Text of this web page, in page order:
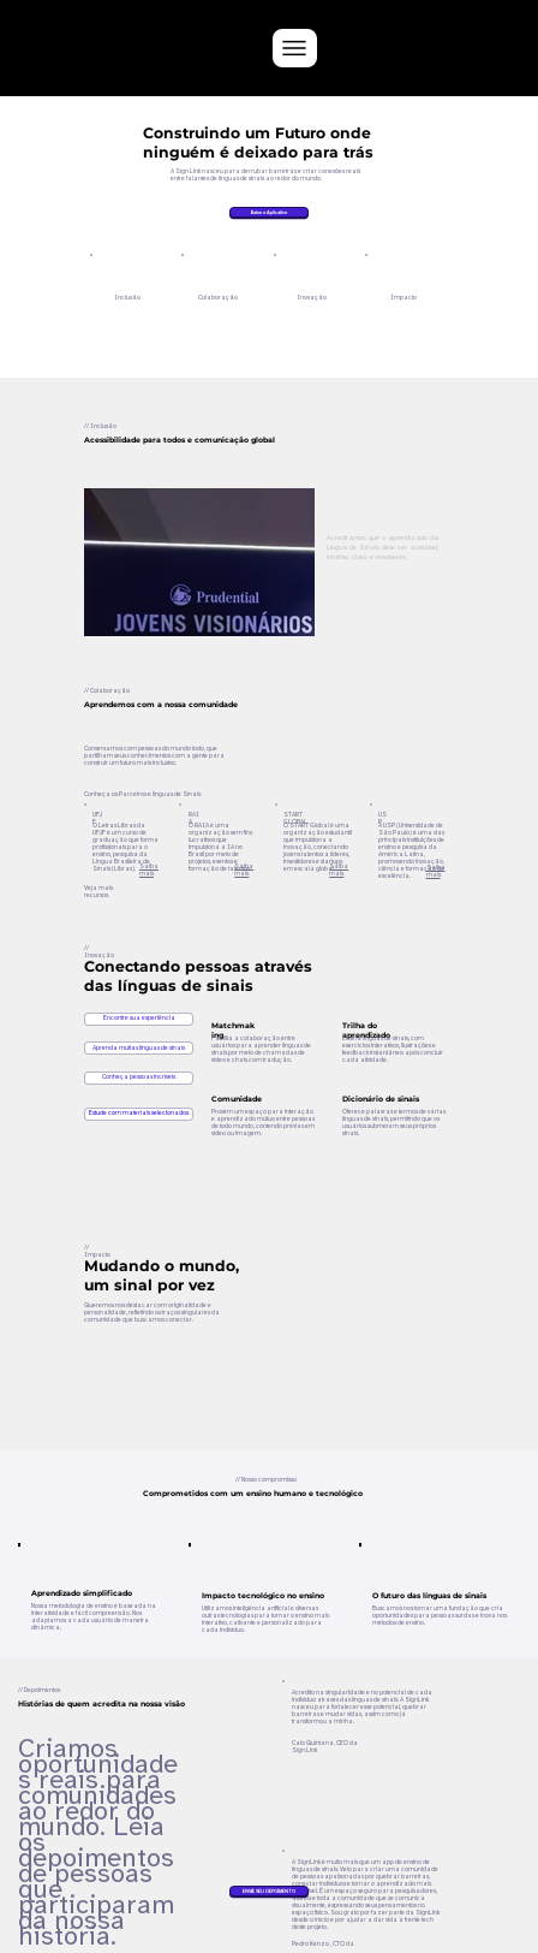
Construindo um Futuro onde
ninguém é deixado para trás
A Sign Link nasceu para derrubar barreiras e criar conexões reais
entre falantes de línguas de sinais ao redor do mundo.
Baixe o Aplicativo
Inclusão Colaboração Inovação Impacto
// Inclusão
Acessibilidade para todos e comunicação global
Acreditamos que o aprendizado da
Língua de Sinais deve ser acessível,
intuitivo, claro e envolvente.
// Colaboração
Aprendemos com a nossa comunidade
Conversamos com pessoas do mundo todo, que
partilham seus conhecimentos com a gente para
construir um futuro mais inclusivo.
Conheça os Parceiros e línguas de Sinais
UFJ
F
O Letras Libras da
UFJF é um curso de
graduação que forma
profissionais para o
ensino, pesquisa da
Língua Brasileira de
Sinais (Libras).
Saiba
mais
RAI
A
O RAIA é uma
organização sem fins
lucrativos que
impulsiona a IA no
Brasil por meio de
projetos, eventos e
formação de talentos.
Saiba
mais
START
GLOBAL
O START Global é uma
organização estudantil
que impulsiona a
inovação, conectando
jovens talentos a líderes,
investidores e startups
em escala global.
Saiba
mais
US
P
A USP (Universidade de
São Paulo) é uma das
principais instituições de
ensino e pesquisa da
América Latina,
promovendo inovação,
ciência e formação de
excelência.
Saiba
mais
Veja mais
recursos
//
Inovação
Conectando pessoas através
das línguas de sinais
Encontre sua experiência
Aprenda muitas línguas de sinais
Conheça pessoas incríveis
Estude com materiais selecionados
Matchmak
ing
Facilita a colaboração entre
usuários para aprender línguas de
sinais por meio de chamadas de
vídeo e chats com tradução.
Trilha do
aprendizado
Ensina línguas de sinais, com
exercícios interativos, ilustrações e
feedback instantâneo após concluir
cada atividade.
Comunidade
Provém um espaço para interação
e aprendizado mútuo entre pessoas
de todo mundo, contendo prévias em
vídeo ou imagem.
Dicionário de sinais
Oferece palavras e termos de várias
línguas de sinais, permitindo que os
usuários submetam seus próprios
sinais.
//
Impacto
Mudando o mundo,
um sinal por vez
Queremos nos destacar com originalidade e
personalidade, refletindo os traços singulares da
comunidade que buscamos conectar.
// Nosso compromisso
Comprometidos com um ensino humano e tecnológico
Aprendizado simplificado
Nossa metodologia de ensino é baseada na
interatividade e fácil compreensão. Nos
adaptamos a cada usuário de maneira
dinâmica.
Impacto tecnológico no ensino
Utilizamos inteligência artificial e diversas
outras tecnologias para tornar o ensino mais
interativo, cativante e personalizado para
cada indivíduo.
O futuro das línguas de sinais
Buscamos nos tornar uma fundação que cria
oportunidades para pessoas surdas e inova nos
métodos de ensino.
// Depoimentos
Histórias de quem acredita na nossa visão
Acredito na singularidade e no potencial de cada
indivíduo através das línguas de sinais. A SignLink
nasceu para fortalecer esse potencial, quebrar
barreiras e mudar vidas, assim como já
transformou a minha.
Caio Quintana, CEO da
Sign Link
Criamos
oportunidade
s reais para
comunidades
ao redor do
mundo. Leia
os
depoimentos
de pessoas
que
participaram
da nossa
história.
A SignLink é muito mais que um app de ensino de
línguas de sinais. Veio para criar uma comunidade
de pessoas apaixonadas por quebrar barreiras,
conectar indivíduos e tornar o aprendizado mais
acessível. É um espaço seguro para pesquisadores,
alunos e toda a comunidade que se comunica
visualmente, expressando seus pensamentos no
espaço físico. Sou grato por fazer parte da SignLink
desde o início e por ajudar a dar vida à frente tech
deste projeto.
Pedro Kenzo , CTO da
ENVIE SEU DEPOIMENTO